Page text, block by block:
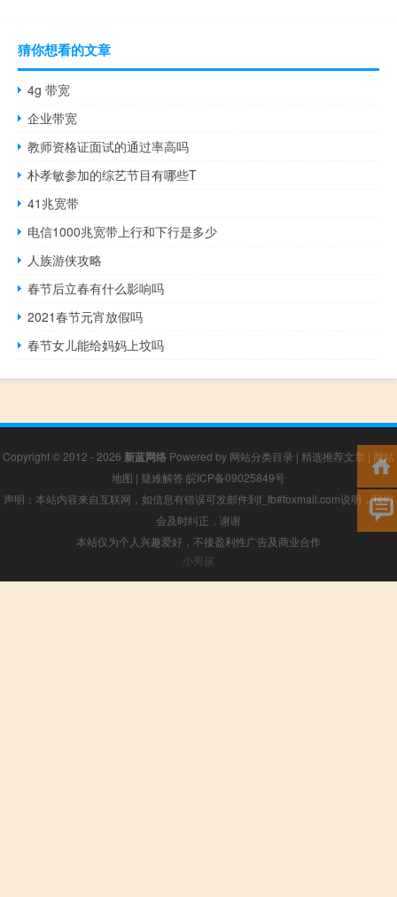
猜你想看的文章
4g 带宽
企业带宽
教师资格证面试的通过率高吗
朴孝敏参加的综艺节目有哪些T
41兆宽带
电信1000兆宽带上行和下行是多少
人族游侠攻略
春节后立春有什么影响吗
2021春节元宵放假吗
春节女儿能给妈妈上坟吗
Copyright © 2012 - 2026 新蓝网络 Powered by 网站分类目录 | 精选推荐文章 | 网站
地图 | 疑难解答 皖ICP备09025849号
声明：本站内容来自互联网，如信息有错误可发邮件到f_fb#foxmail.com说明，我们
会及时纠正，谢谢
本站仅为个人兴趣爱好，不接盈利性广告及商业合作
小男孩